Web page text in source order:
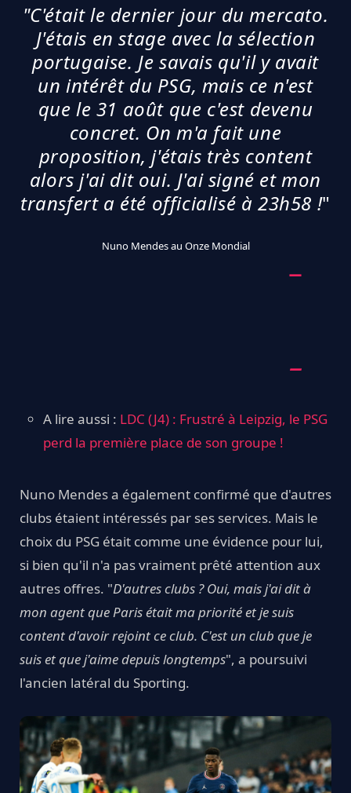
"C'était le dernier jour du mercato.
J'étais en stage avec la sélection
portugaise. Je savais qu'il y avait
un intérêt du PSG, mais ce n'est
que le 31 août que c'est devenu
concret. On m'a fait une
proposition, j'étais très content
alors j'ai dit oui. J'ai signé et mon
transfert a été officialisé à 23h58 !"
Nuno Mendes au Onze Mondial
A lire aussi : LDC (J4) : Frustré à Leipzig, le PSG
perd la première place de son groupe !
Nuno Mendes a également confirmé que d'autres
clubs étaient intéressés par ses services. Mais le
choix du PSG était comme une évidence pour lui,
si bien qu'il n'a pas vraiment prêté attention aux
autres offres. "D'autres clubs ? Oui, mais j'ai dit à
mon agent que Paris était ma priorité et je suis
content d'avoir rejoint ce club. C'est un club que je
suis et que j'aime depuis longtemps", a poursuivi
l'ancien latéral du Sporting.